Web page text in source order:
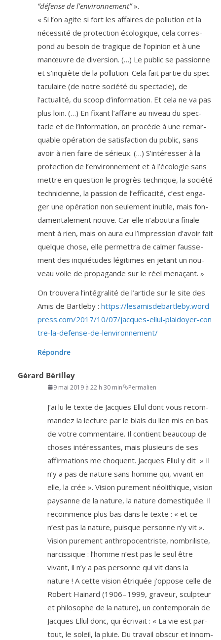
“défense de l’environnement”».
« Si l’on agite si fort les affaires de pol­lu­tion et la
néces­si­té de pro­tec­tion éco­lo­gique, cela cor­res­
pond au besoin de tra­gique de l’opinion et à une
manœuvre de diver­sion. (…) Le public se pas­sionne
et s’inquiète de la pol­lu­tion. Cela fait par­tie du spec­
ta­cu­laire (de notre socié­té du spec­tacle), de
l’actualité, du scoop d’information. Et cela ne va pas
plus loin. (…) En fixant l’affaire au niveau du spec­
tacle et de l’information, on pro­cède à une remar­
quable opé­ra­tion de satis­fac­tion du public, sans
avoir à rien faire de sérieux. (…) S’intéresser à la
pro­tec­tion de l’environnement et à l’écologie sans
mettre en ques­tion le pro­grès tech­nique, la socié­té
tech­ni­cienne, la pas­sion de l’efficacité, c’est enga­
ger une opé­ra­tion non seule­ment inutile, mais fon­
da­men­ta­le­ment nocive. Car elle n’aboutira fina­le­
ment à rien, mais on aura eu l’impression d’avoir fait
quelque chose, elle per­met­tra de cal­mer faus­se­
ment des inquié­tudes légi­times en jetant un nou­
veau voile de pro­pa­gande sur le réel menaçant. »
On trou­ve­ra l’in­té­gra­li­té de l’ar­ticle sur le site des
Amis de Bartleby : https://​lesa​mis​de​bart​le​by​.word​
press​.com/​201 7​/​1 0​/​07​/​j​a​c​q​u​e​s​-​e​l​l​u​l​-​p​l​a​i​d​o​y​e​r​-​c​o​n​
t​r​e​-​l​a​-​d​e​f​e​n​s​e​-​d​e​-​l​e​n​v​i​r​o​n​n​e​m​e​nt/
Répondre
Gérard Bérilley
9 mai 2019 à 22 h 30 min Permalien
J’ai lu le texte de Jacques Ellul dont vous recom­
man­dez la lec­ture par le biais du lien mis en bas
de votre com­men­taire. Il contient beau­coup de
choses inté­res­santes, mais plu­sieurs de ses
affir­ma­tions me choquent. Jacques Ellul y dit » Il
n’y a pas de nature sans homme qui, vivant en
elle, la crée ». Vision pure­ment néo­li­thique, vision
pay­sanne de la nature, la nature domes­ti­quée. Il
recom­mence plus bas dans le texte : « et ce
n’est pas la nature, puisque per­sonne n’y vit ».
Vision pure­ment anthro­po­cen­triste, nom­bri­liste,
nar­cis­sique : l’homme n’est pas le seul être
vivant, il n’y a pas per­sonne qui vit dans la
nature ! A cette vision étri­quée j’op­pose celle de
Robert Hainard (1906–1999, gra­veur, sculp­teur
et phi­lo­sophe de la nature), un contem­po­rain de
Jacques Ellul donc, qui écri­vait : « La vie est par­
tout, le soleil, la pluie. Du tra­vail obs­cur et innom­